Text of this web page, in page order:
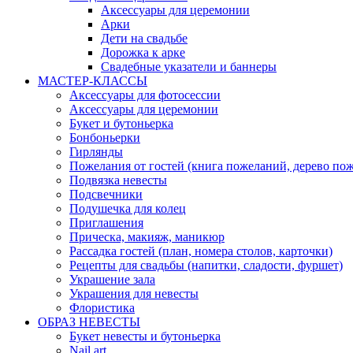
Аксессуары для церемонии
Арки
Дети на свадьбе
Дорожка к арке
Свадебные указатели и баннеры
МАСТЕР-КЛАССЫ
Аксессуары для фотосессии
Аксессуары для церемонии
Букет и бутоньерка
Бонбоньерки
Гирлянды
Пожелания от гостей (книга пожеланий, дерево
Подвязка невесты
Подсвечники
Подушечка для колец
Приглашения
Прическа, макияж, маникюр
Рассадка гостей (план, номера столов, карточки)
Рецепты для свадьбы (напитки, сладости, фуршет)
Украшение зала
Украшения для невесты
Флористика
ОБРАЗ НЕВЕСТЫ
Букет невесты и бутоньерка
Nail art